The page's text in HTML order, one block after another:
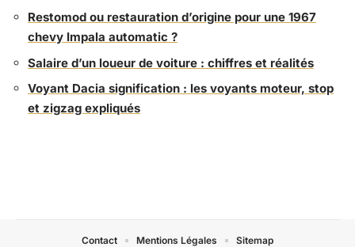
Restomod ou restauration d’origine pour une 1967
chevy Impala automatic ?
Salaire d’un loueur de voiture : chiffres et réalités
Voyant Dacia signification : les voyants moteur, stop
et zigzag expliqués
Contact Mentions Légales Sitemap